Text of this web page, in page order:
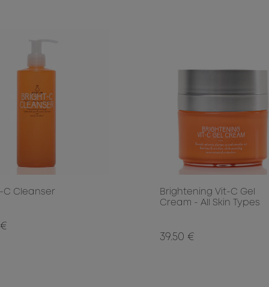
C Cleanser
Brightening Vit-C Gel
Cream - All Skin Types
39.50 €